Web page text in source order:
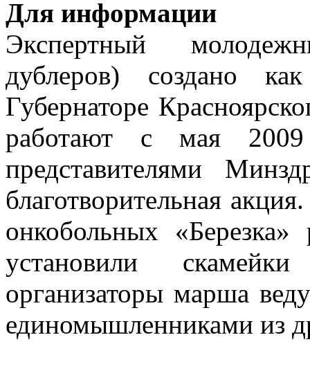
Для информации
Экспертный
дублеров) создано
Губернаторе
работают с мая
представителями
благотворительная
онкобольных
установили
организаторы марша
единомышленниками из